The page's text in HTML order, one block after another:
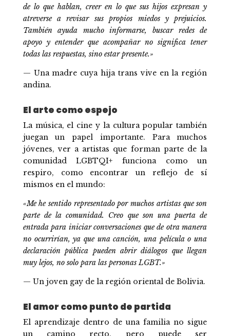
de lo que hablan, creer en lo que sus hijos expresan y
atreverse a revisar sus propios miedos y prejuicios.
También ayuda mucho informarse, buscar redes de
apoyo y entender que acompañar no significa tener
todas las respuestas, sino estar presente.»
— Una madre cuya hija trans vive en la región
andina.
El arte como espejo
La música, el cine y la cultura popular también
juegan un papel importante. Para muchos
jóvenes, ver a artistas que forman parte de la
comunidad LGBTQI+ funciona como un
respiro, como encontrar un reflejo de sí
mismos en el mundo:
«Me he sentido representado por muchos artistas que son
parte de la comunidad. Creo que son una puerta de
entrada para iniciar conversaciones que de otra manera
no ocurrirían, ya que una canción, una película o una
declaración pública pueden abrir diálogos que llegan
muy lejos, no solo para las personas LGBT.»
— Un joven gay de la región oriental de Bolivia.
El amor como punto de partida
El aprendizaje dentro de una familia no sigue
un camino recto, pero puede ser